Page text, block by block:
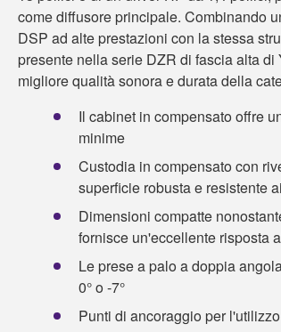
come diffusore principale. Combinando
DSP ad alte prestazioni con la stessa
presente nella serie DZR di fascia alta
migliore qualità sonora e durata della
Il cabinet in compensato offre
minime
Custodia in compensato con
superficie robusta e resistente
Dimensioni compatte
fornisce un'eccellente risposta
Le prese a palo a doppia
0° o -7°
Punti di ancoraggio per